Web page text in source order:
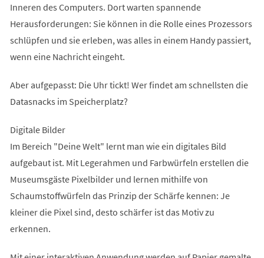
Inneren des Computers. Dort warten spannende
Herausforderungen: Sie können in die Rolle eines Prozessors
schlüpfen und sie erleben, was alles in einem Handy passiert,
wenn eine Nachricht eingeht.
Aber aufgepasst: Die Uhr tickt! Wer findet am schnellsten die
Datasnacks im Speicherplatz?
Digitale Bilder
Im Bereich "Deine Welt" lernt man wie ein digitales Bild
aufgebaut ist. Mit Legerahmen und Farbwürfeln erstellen die
Museumsgäste Pixelbilder und lernen mithilfe von
Schaumstoffwürfeln das Prinzip der Schärfe kennen: Je
kleiner die Pixel sind, desto schärfer ist das Motiv zu
erkennen.